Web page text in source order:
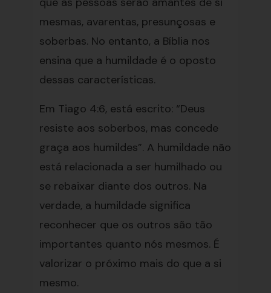
mesmas, avarentas, presunçosas e
soberbas. No entanto, a Bíblia nos
ensina que a humildade é o oposto
dessas características.
Em Tiago 4:6, está escrito: “Deus
resiste aos soberbos, mas concede
graça aos humildes”. A humildade não
está relacionada a ser humilhado ou
se rebaixar diante dos outros. Na
verdade, a humildade significa
reconhecer que os outros são tão
importantes quanto nós mesmos. É
valorizar o próximo mais do que a si
mesmo.